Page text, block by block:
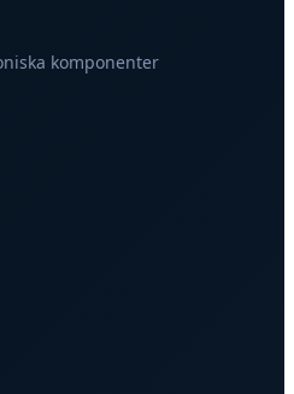
komponenter